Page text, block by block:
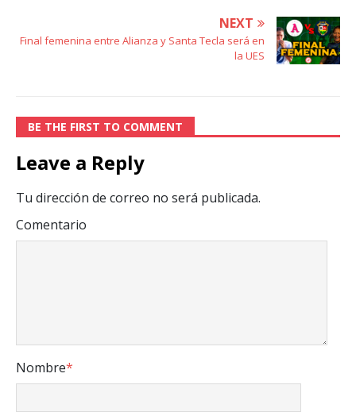
NEXT
Final femenina entre Alianza y Santa Tecla será en
la UES
BE THE FIRST TO COMMENT
Leave a Reply
Tu dirección de correo no será publicada.
Comentario
Nombre*